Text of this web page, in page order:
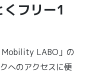
フリー1
Mobility LABO」の
へのアクセスに便